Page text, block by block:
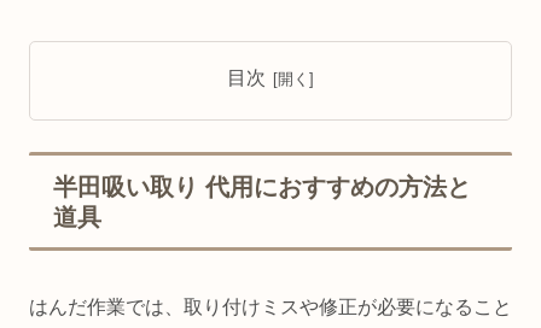
目次
半田吸い取り 代用におすすめの方法と
道具
はんだ作業では、取り付けミスや修正が必要になること